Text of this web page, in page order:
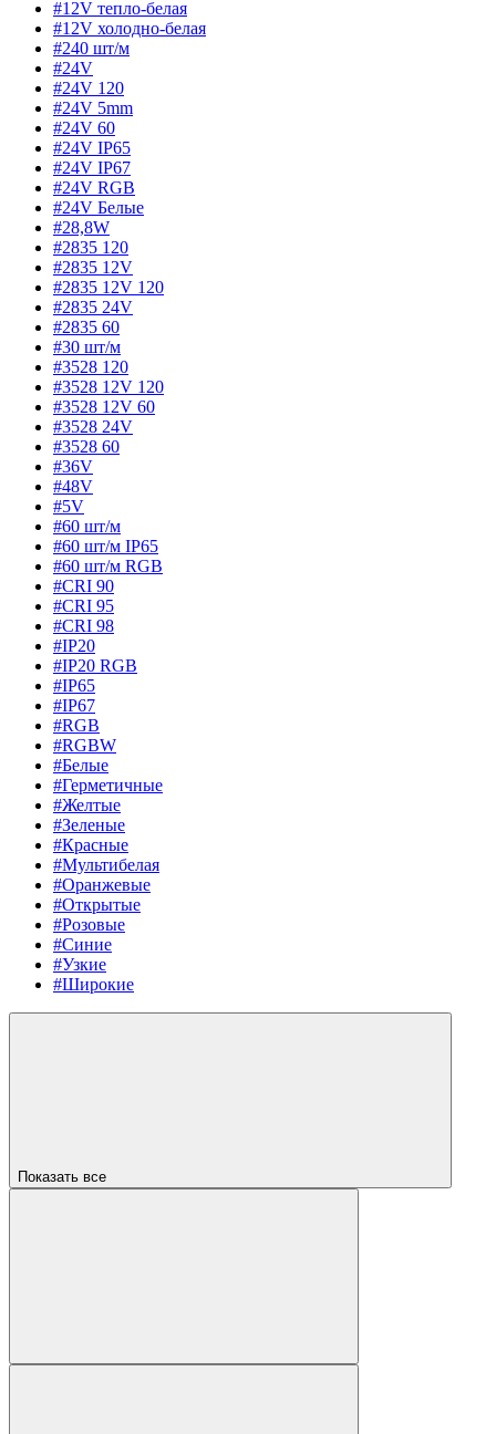
#12V тепло-белая
#12V холодно-белая
#240 шт/м
#24V
#24V 120
#24V 5mm
#24V 60
#24V IP65
#24V IP67
#24V RGB
#24V Белые
#28,8W
#2835 120
#2835 12V
#2835 12V 120
#2835 24V
#2835 60
#30 шт/м
#3528 120
#3528 12V 120
#3528 12V 60
#3528 24V
#3528 60
#36V
#48V
#5V
#60 шт/м
#60 шт/м IP65
#60 шт/м RGB
#CRI 90
#CRI 95
#CRI 98
#IP20
#IP20 RGB
#IP65
#IP67
#RGB
#RGBW
#Белые
#Герметичные
#Желтые
#Зеленые
#Красные
#Мультибелая
#Оранжевые
#Открытые
#Розовые
#Синие
#Узкие
#Широкие
Показать все